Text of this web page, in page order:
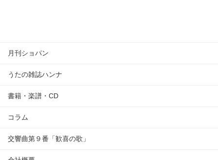
月刊ショパン
うたの雑誌ハンナ
書籍・楽譜・CD
コラム
交響曲第９番「歓喜の歌」